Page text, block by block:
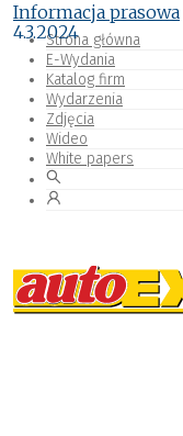
Strona główna
E-Wydania
Katalog firm
Wydarzenia
Zdjęcia
Wideo
White papers
Informacja prasowa
4.3.2024